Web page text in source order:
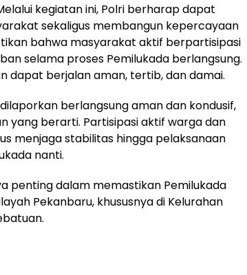
kegiatan ini, Polri berharap dapat
sekaligus membangun kepercayaan
bahwa masyarakat aktif berpartisipasi
selama proses Pemilukada berlangsung.
dapat berjalan aman, tertib, dan damai.
berlangsung aman dan kondusif,
yang berarti. Partisipasi aktif warga dan
menjaga stabilitas hingga pelaksanaan
nanti.
penting dalam memastikan Pemilukada
Pekanbaru, khususnya di Kelurahan